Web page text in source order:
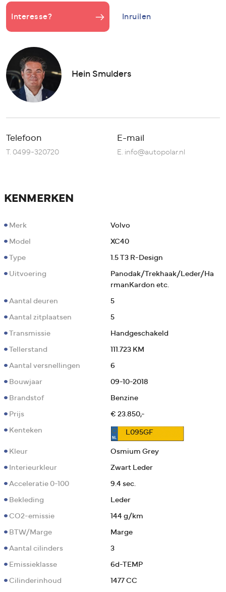
Interesse? Inruilen
Hein Smulders
Telefoon
T. 0499-320720
E-mail
E. info@autopolar.nl
KENMERKEN
Merk Volvo
Model XC40
Type 1.5 T3 R-Design
Uitvoering
Panodak/Trekhaak/Leder/Ha
rmanKardon etc.
Aantal deuren 5
Aantal zitplaatsen 5
Transmissie Handgeschakeld
Tellerstand 111.723 KM
Aantal versnellingen 6
Bouwjaar 09-10-2018
Brandstof Benzine
Prijs € 23.850,-
Kenteken L095GF
Kleur Osmium Grey
Interieurkleur Zwart Leder
Acceleratie 0-100 9.4 sec.
Bekleding Leder
CO2-emissie 144 g/km
BTW/Marge Marge
Aantal cilinders 3
Emissieklasse 6d-TEMP
Cilinderinhoud 1477 CC